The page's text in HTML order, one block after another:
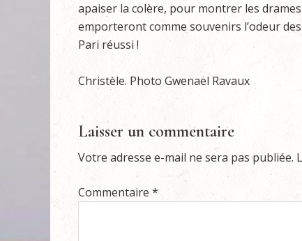
apaiser la colère, pour montrer les
emporteront comme souvenirs l’odeur
Pari réussi !
Christèle. Photo Gwenaël Ravaux
Laisser un commentaire
Votre adresse e-mail ne sera pas publiée.
Commentaire *